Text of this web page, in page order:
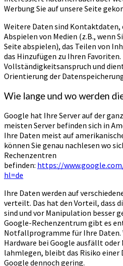
Werbung Sie auf unsere Seite
Weitere Daten sind Kontaktdaten,
Abspielen von Medien (z.B., wenn
Seite abspielen), das Teilen von
das Hinzufügen zu Ihren
Vollständigkeitsanspruch und
Orientierung der
Wie lange und wo werden
Google hat Ihre Server auf der
meisten Server befinden sich in
Ihre Daten meist auf
können Sie genau nachlesen wo
Rechenzentren
befinden: https://
hl=de
Ihre Daten werden auf
verteilt. Das hat den Vorteil, dass
sind und vor Manipulation besser
Google-Rechenzentrum gibt es
Notfallprogramme für Ihre Daten.
Hardware bei Google ausfällt
lahmlegen, bleibt das Risiko
Google dennoch gering.